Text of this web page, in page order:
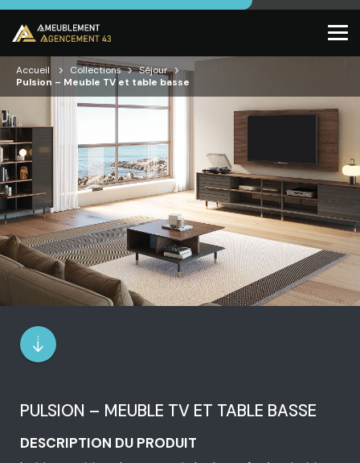
Accueil Collections
Séjour
Pulsion – Meuble TV et table basse
PULSION – MEUBLE TV ET TABLE BASSE
DESCRIPTION DU PRODUIT